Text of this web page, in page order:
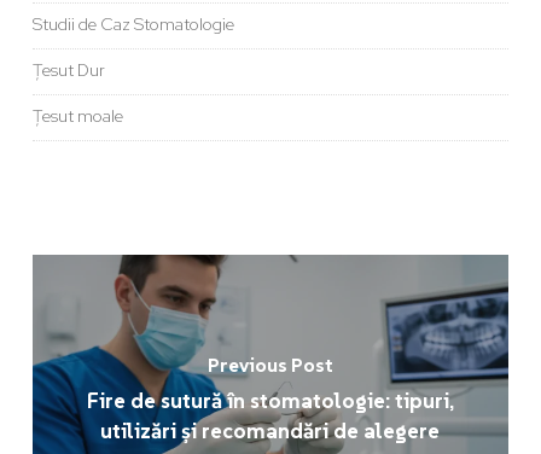
Studii de Caz Stomatologie
Țesut Dur
Țesut moale
Previous Post
Fire de sutură în stomatologie: tipuri,
utilizări și recomandări de alegere